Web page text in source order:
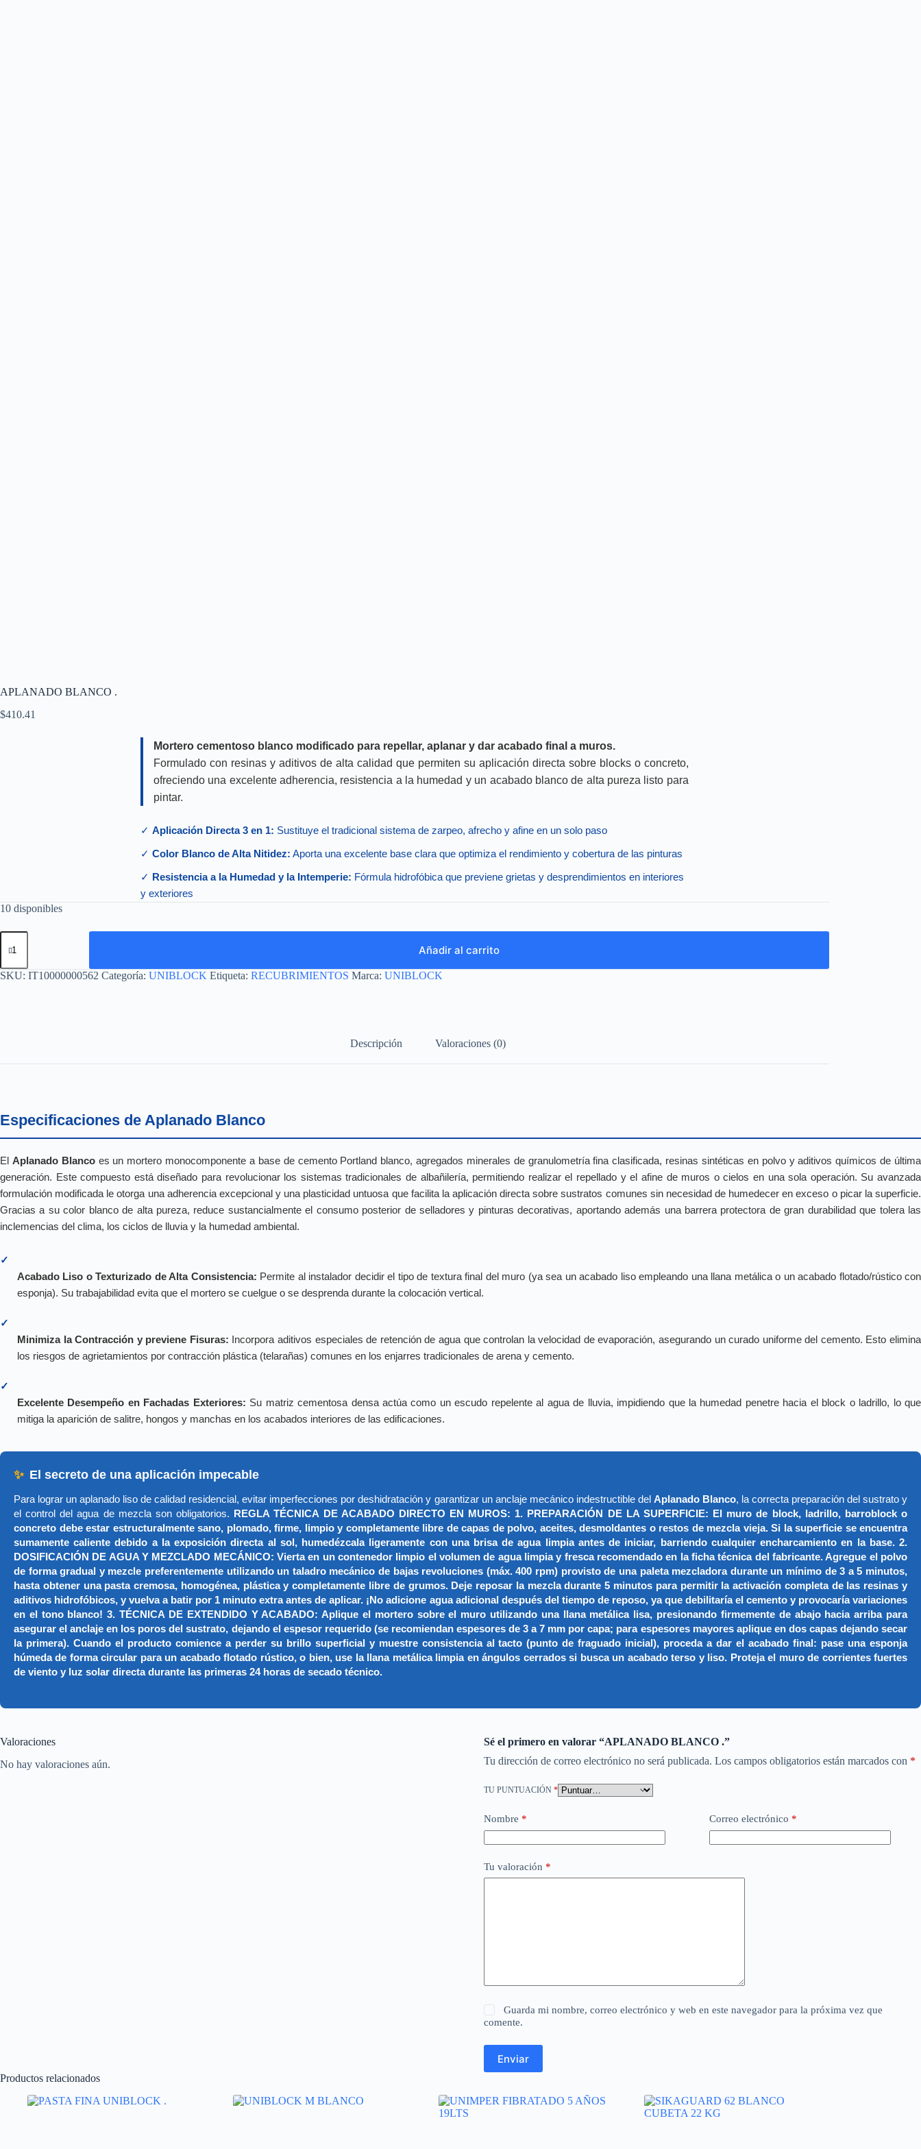
APLANADO BLANCO .
$410.41
Mortero cementoso blanco modificado para repellar, aplanar y dar acabado final a muros.
Formulado con resinas y aditivos de alta calidad que permiten su aplicación directa sobre blocks o concreto,
ofreciendo una excelente adherencia, resistencia a la humedad y un acabado blanco de alta pureza listo para
pintar.
✓ Aplicación Directa 3 en 1: Sustituye el tradicional sistema de zarpeo, afrecho y afine en un solo paso
✓ Color Blanco de Alta Nitidez: Aporta una excelente base clara que optimiza el rendimiento y cobertura de las pinturas
✓ Resistencia a la Humedad y la Intemperie: Fórmula hidrofóbica que previene grietas y desprendimientos en interiores
y exteriores
10 disponibles
APLANADO
BLANCO
cantidad
Añadir al carrito
SKU: IT10000000562 Categoría: UNIBLOCK Etiqueta: RECUBRIMIENTOS Marca: UNIBLOCK
Descripción Valoraciones (0)
Especificaciones de Aplanado Blanco
El Aplanado Blancoes un mortero monocomponente a base de cemento Portland blanco, agregados minerales de granulometría fina clasificada, resinas sintéticas en polvo y aditivos químicos de última
generación. Este compuesto está diseñado para revolucionar los sistemas tradicionales de albañilería, permitiendo realizar el repellado y el afine de muros o cielos en una sola operación. Su avanzada
formulación modificada le otorga una adherencia excepcional y una plasticidad untuosa que facilita la aplicación directa sobre sustratos comunes sin necesidad de humedecer en exceso o picar la superficie.
Gracias a su color blanco de alta pureza, reduce sustancialmente el consumo posterior de selladores y pinturas decorativas, aportando además una barrera protectora de gran durabilidad que tolera las
inclemencias del clima, los ciclos de lluvia y la humedad ambiental.
✓
Acabado Liso o Texturizado de Alta Consistencia: Permite al instalador decidir el tipo de textura final del muro (ya sea un acabado liso empleando una llana metálica o un acabado flotado/rústico con
esponja). Su trabajabilidad evita que el mortero se cuelgue o se desprenda durante la colocación vertical.
✓
Minimiza la Contracción y previene Fisuras: Incorpora aditivos especiales de retención de agua que controlan la velocidad de evaporación, asegurando un curado uniforme del cemento. Esto elimina
los riesgos de agrietamientos por contracción plástica (telarañas) comunes en los enjarres tradicionales de arena y cemento.
✓
Excelente Desempeño en Fachadas Exteriores: Su matriz cementosa densa actúa como un escudo repelente al agua de lluvia, impidiendo que la humedad penetre hacia el block o ladrillo, lo que
mitiga la aparición de salitre, hongos y manchas en los acabados interiores de las edificaciones.
✨ El secreto de una aplicación impecable
Para lograr un aplanado liso de calidad residencial, evitar imperfecciones por deshidratación y garantizar un anclaje mecánico indestructible del Aplanado Blanco, la correcta preparación del sustrato y
el control del agua de mezcla son obligatorios.
REGLA TÉCNICA DE ACABADO DIRECTO EN MUROS: 1. PREPARACIÓN DE LA SUPERFICIE: El muro de block, ladrillo, barroblock o
concreto debe estar estructuralmente sano, plomado, firme, limpio y completamente libre de capas de polvo, aceites, desmoldantes o restos de mezcla vieja. Si la superficie se encuentra
sumamente caliente debido a la exposición directa al sol, humedézcala ligeramente con una brisa de agua limpia antes de iniciar, barriendo cualquier encharcamiento en la base. 2.
DOSIFICACIÓN DE AGUA Y MEZCLADO MECÁNICO: Vierta en un contenedor limpio el volumen de agua limpia y fresca recomendado en la ficha técnica del fabricante. Agregue el polvo
de forma gradual y mezcle preferentemente utilizando un taladro mecánico de bajas revoluciones (máx. 400 rpm) provisto de una paleta mezcladora durante un mínimo de 3 a 5 minutos,
hasta obtener una pasta cremosa, homogénea, plástica y completamente libre de grumos. Deje reposar la mezcla durante 5 minutos para permitir la activación completa de las resinas y
aditivos hidrofóbicos, y vuelva a batir por 1 minuto extra antes de aplicar. ¡No adicione agua adicional después del tiempo de reposo, ya que debilitaría el cemento y provocaría variaciones
en el tono blanco! 3. TÉCNICA DE EXTENDIDO Y ACABADO: Aplique el mortero sobre el muro utilizando una llana metálica lisa, presionando firmemente de abajo hacia arriba para
asegurar el anclaje en los poros del sustrato, dejando el espesor requerido (se recomiendan espesores de 3 a 7 mm por capa; para espesores mayores aplique en dos capas dejando secar
la primera). Cuando el producto comience a perder su brillo superficial y muestre consistencia al tacto (punto de fraguado inicial), proceda a dar el acabado final: pase una esponja
húmeda de forma circular para un acabado flotado rústico, o bien, use la llana metálica limpia en ángulos cerrados si busca un acabado terso y liso. Proteja el muro de corrientes fuertes
de viento y luz solar directa durante las primeras 24 horas de secado técnico.
Valoraciones
No hay valoraciones aún.
Sé el primero en valorar “APLANADO BLANCO .”
Tu dirección de correo electrónico no será publicada. Los campos obligatorios están marcados con *
TU PUNTUACIÓN *
Nombre * Correo electrónico *
Tu valoración *
Guarda mi nombre, correo electrónico y web en este navegador para la próxima vez que
comente.
Enviar
Productos relacionados